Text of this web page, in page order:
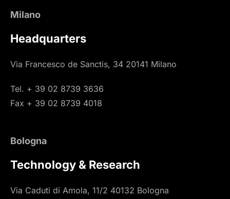
Milano
Headquarters
Via Francesco de Sanctis, 34 20141 Milano
Tel. + 39 02 8739 3636
Fax + 39 02 8739 4018
Bologna
Technology & Research
Via Caduti di Amola, 11/2 40132 Bologna